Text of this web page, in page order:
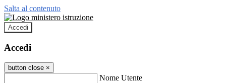
Salta al contenuto
Accedi
Accedi
button close ×
Nome Utente